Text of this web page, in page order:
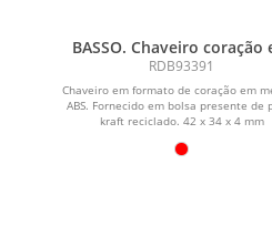
BASSO. Chaveiro coração
metal e ABS
RDB93391
Chaveiro em formato de coração em
ABS. Fornecido em bolsa presente de
kraft reciclado. 42 x 34 x 4 mm